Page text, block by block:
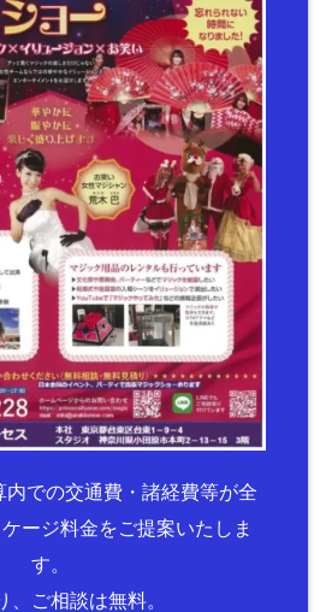
内での交通費・諸経費等が全
ージ料金をご提案いたしま
す。
、ご相談は無料。